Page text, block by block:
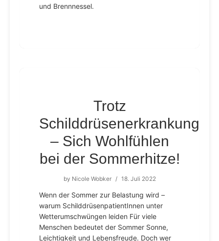
und Brennnessel.
Trotz
Schilddrüsenerkrankung
– Sich Wohlfühlen
bei der Sommerhitze!
by Nicole Wobker / 18. Juli 2022
Wenn der Sommer zur Belastung wird –
warum SchilddrüsenpatientInnen unter
Wetterumschwüngen leiden Für viele
Menschen bedeutet der Sommer Sonne,
Leichtigkeit und Lebensfreude. Doch wer